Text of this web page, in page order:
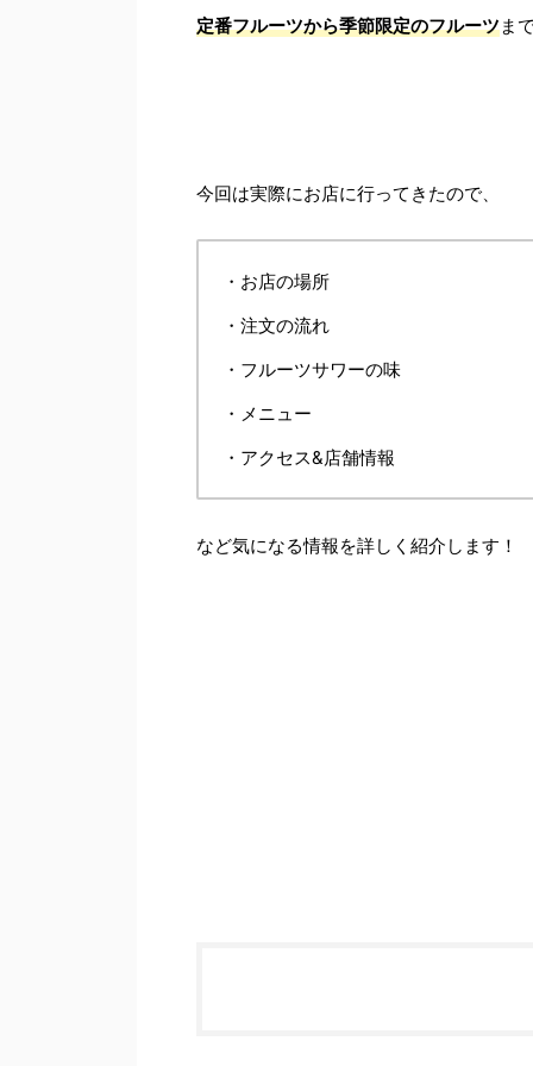
定番フルーツから季節限定のフルーツま
今回は実際にお店に行ってきたので、
・お店の場所
・注文の流れ
・フルーツサワーの味
・メニュー
・アクセス&店舗情報
など気になる情報を詳しく紹介します！